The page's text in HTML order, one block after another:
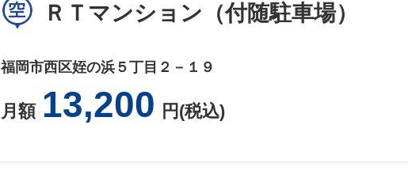
ＲＴマンション（付随駐車場）
福岡市西区姪の浜５丁目２－１９
月額 13,200 円(税込)